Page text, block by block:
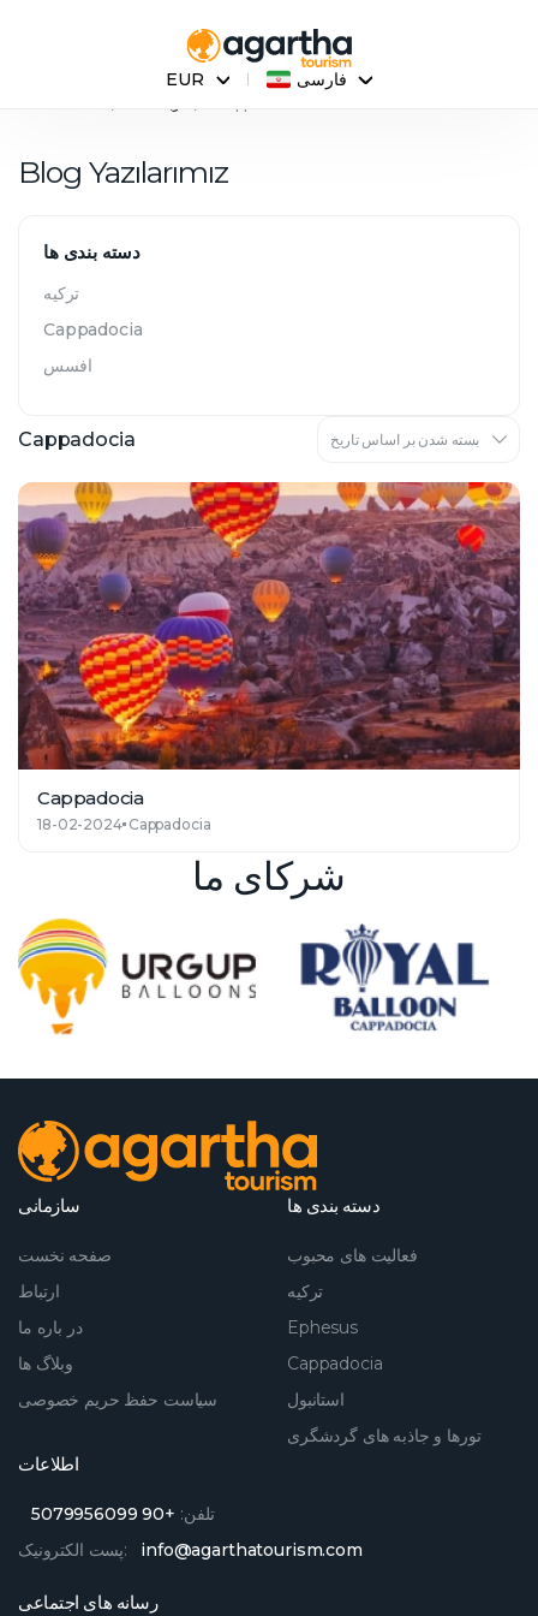
EUR فارسی
Blog Yazılarımız
دسته بندی ها
ترکیه
Cappadocia
افسس
Cappadocia
Cappadocia
18-02-2024 Cappadocia
شرکای ما
سازمانی
صفحه نخست
ارتباط
در باره ما
وبلاگ ها
سیاست حفظ حریم خصوصی
دسته بندی ها
فعالیت های محبوب
ترکیه
Ephesus
Cappadocia
استانبول
تورها و جاذبه های گردشگری
اطلاعات
تلفن: +90 5079956099
پست الکترونیک:
info@agarthatourism.com
رسانه های اجتماعی